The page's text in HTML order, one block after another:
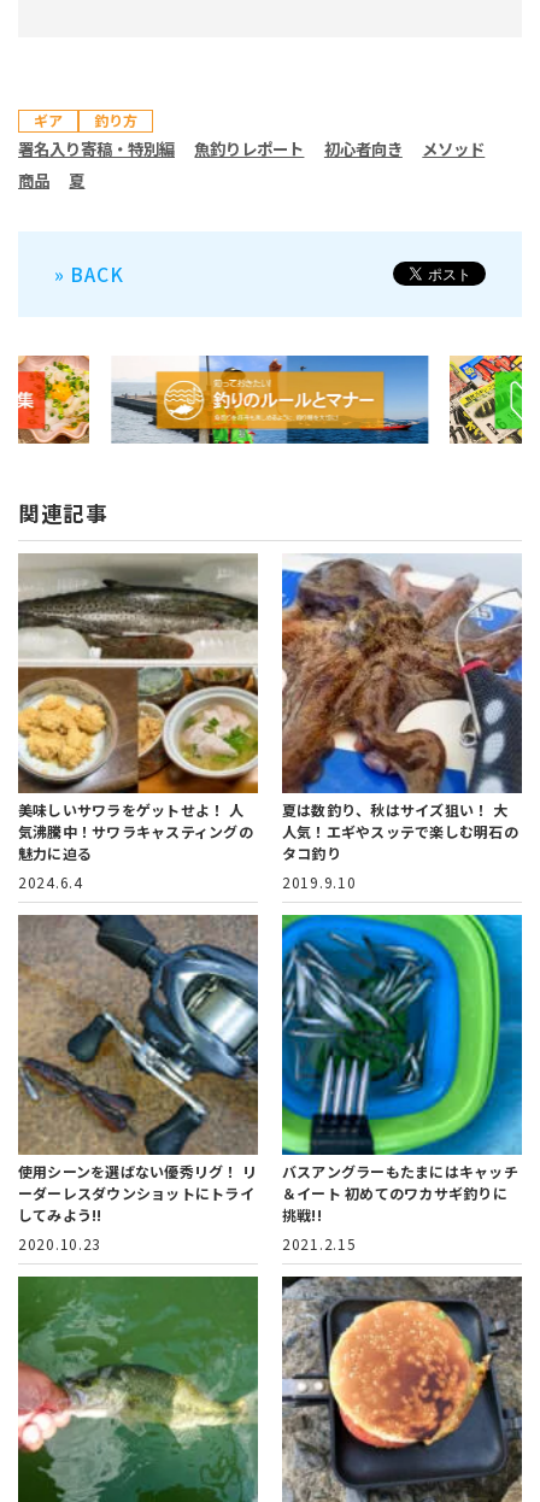
ギア 釣り方
署名入り寄稿・特別編 魚釣りレポート 初心者向き
メソッド
商品
夏
» BACK
関連記事
美味しいサワラをゲットせよ！
人
気沸騰中！サワラキャスティングの
魅力に迫る
2024.6.4
夏は数釣り、秋はサイズ狙い！ 大
人気！エギやスッテで楽しむ明石の
タコ釣り
2019.9.10
使用シーンを選ばない優秀リグ！
リ
ーダーレスダウンショットにトライ
してみよう!!
2020.10.23
バスアングラーもたまにはキャッチ
＆イート初めてのワカサギ釣りに
挑戦!!
2021.2.15